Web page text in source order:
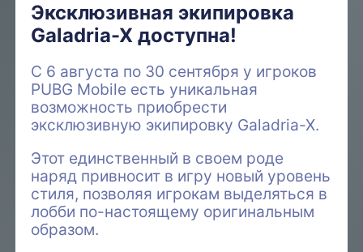
Эксклюзивная экипировка
Galadria-X доступна!
С 6 августа по 30 сентября у игроков
PUBG Mobile есть уникальная
возможность приобрести
эксклюзивную экипировку Galadria-X.
Этот единственный в своем роде
наряд привносит в игру новый уровень
стиля, позволяя игрокам выделяться в
лобби по-настоящему оригинальным
образом.